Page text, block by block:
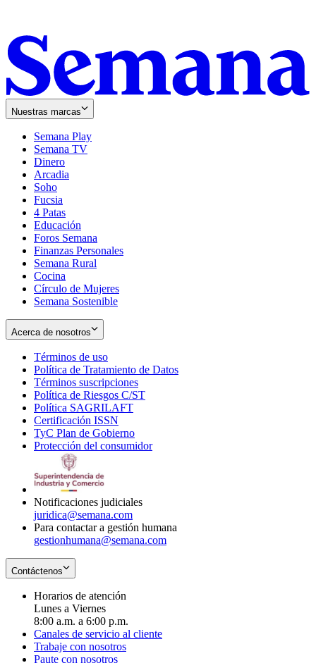
Nuestras marcas
Semana Play
Semana TV
Dinero
Arcadia
Soho
in
new
window
Fucsia
in
new
window
4 Patas
Educación
Foros Semana
Finanzas Personales
Semana Rural
Cocina
Círculo de Mujeres
Semana Sostenible
Acerca de nosotros
Términos de uso
in
new
window
Política de Tratamiento de Datos
Términos suscripciones
in
Política de Riesgos C/ST
Política SAGRILAFT
new
window
Certificación ISSN
in
new
TyC Plan de Gobierno
in
Protección del consumidorOpens
Notificaciones judiciales
juridica@semana.com
Para contactar a gestión humana
gestionhumana@semana.com
Contáctenos
Horarios de atención
Lunes a Viernes
8:00 a.m. a 6:00 p.m.
Canales de servicio al cliente
Trabaje con nosotros
Paute con nosotros